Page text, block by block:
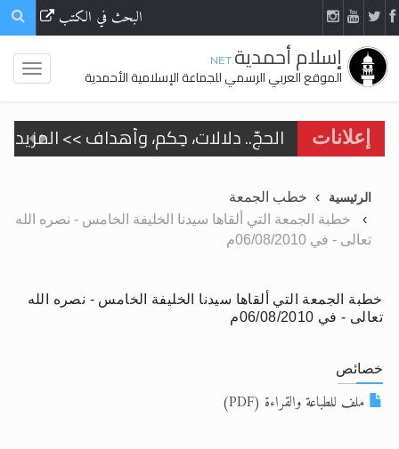
البحث في الكتب
إسلام أحمدية.NET
الموقع العربي الرسمي للجماعة الإسلامية الأحمدية
إعلانات
الحجّ.. دلالات، حِكم، وأهداف >> المزيد
تعميم هامّ لأفراد الجماعة >> المزيد
اقرأ هذا الكتاب وتعرّف على حقيقة
الحجّ.. دلالات، حِكم، وأهداف >> المزيد
الرئيسية
خطب الجمعة
خطبة الجمعة التي ألقاها سيدنا الخليفة الخامس - نصره الله
تعالى - في 06/08/2010م
خطبة الجمعة التي ألقاها سيدنا الخليفة الخامس - نصره الله
تعالى - في 06/08/2010م
خصائص
ملف للطباعة والقراءة (PDF)